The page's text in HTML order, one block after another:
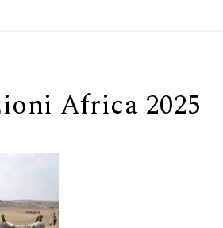
Africa 2025